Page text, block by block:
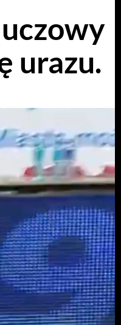
urazu.